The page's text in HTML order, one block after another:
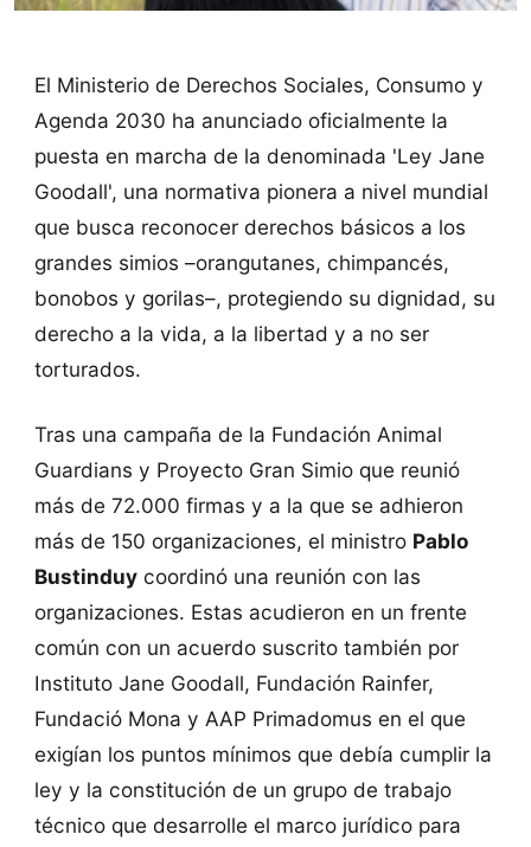
El Ministerio de Derechos Sociales, Consumo y
Agenda 2030 ha anunciado oficialmente la
puesta en marcha de la denominada 'Ley Jane
Goodall', una normativa pionera a nivel mundial
que busca reconocer derechos básicos a los
grandes simios –orangutanes, chimpancés,
bonobos y gorilas–, protegiendo su dignidad, su
derecho a la vida, a la libertad y a no ser
torturados.
Tras una campaña de la Fundación Animal
Guardians y Proyecto Gran Simio que reunió
más de 72.000 firmas y a la que se adhieron
más de 150 organizaciones, el ministro Pablo
Bustinduycoordinó una reunión con las
organizaciones. Estas acudieron en un frente
común con un acuerdo suscrito también por
Instituto Jane Goodall, Fundación Rainfer,
Fundació Mona y AAP Primadomus en el que
exigían los puntos mínimos que debía cumplir la
ley y la constitución de un grupo de trabajo
técnico que desarrolle el marco jurídico para